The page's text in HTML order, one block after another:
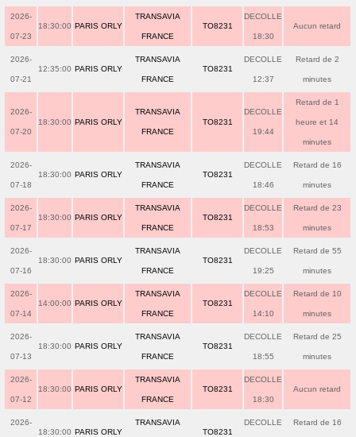
2026-
07-23
18:30:00 PARIS ORLY
TRANSAVIA
FRANCE
TO8231
DECOLLE
18:30
Aucun retard
2026-
07-21
12:35:00 PARIS ORLY
TRANSAVIA
FRANCE
TO8231
DECOLLE
12:37
Retard de 2
minutes
2026-
07-20
18:30:00 PARIS ORLY
TRANSAVIA
FRANCE
TO8231
DECOLLE
19:44
Retard de 1
heure et 14
minutes
2026-
07-18
18:30:00 PARIS ORLY
TRANSAVIA
FRANCE
TO8231
DECOLLE
18:46
Retard de 16
minutes
2026-
07-17
18:30:00 PARIS ORLY
TRANSAVIA
FRANCE
TO8231
DECOLLE
18:53
Retard de 23
minutes
2026-
07-16
18:30:00 PARIS ORLY
TRANSAVIA
FRANCE
TO8231
DECOLLE
19:25
Retard de 55
minutes
2026-
07-14
14:00:00 PARIS ORLY
TRANSAVIA
FRANCE
TO8231
DECOLLE
14:10
Retard de 10
minutes
2026-
07-13
18:30:00 PARIS ORLY
TRANSAVIA
FRANCE
TO8231
DECOLLE
18:55
Retard de 25
minutes
2026-
07-12
18:30:00 PARIS ORLY
TRANSAVIA
FRANCE
TO8231
DECOLLE
18:30
Aucun retard
2026-
18:30:00 PARIS ORLY
TRANSAVIA
TO8231
DECOLLE Retard de 16